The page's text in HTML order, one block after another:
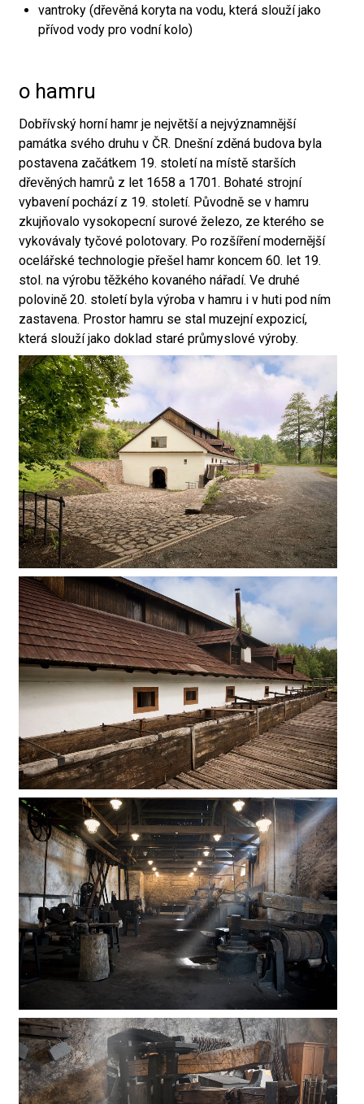
vantroky (dřevěná koryta na vodu, která slouží jako
přívod vody pro vodní kolo)
o hamru
Dobřívský horní hamr je největší a nejvýznamnější
památka svého druhu v ČR. Dnešní zděná budova byla
postavena začátkem 19. století na místě starších
dřevěných hamrů z let 1658 a 1701. Bohaté strojní
vybavení pochází z 19. století. Původně se v hamru
zkujňovalo vysokopecní surové železo, ze kterého se
vykovávaly tyčové polotovary. Po rozšíření modernější
ocelářské technologie přešel hamr koncem 60. let 19.
stol. na výrobu těžkého kovaného nářadí. Ve druhé
polovině 20. století byla výroba v hamru i v huti pod ním
zastavena. Prostor hamru se stal muzejní expozicí,
která slouží jako doklad staré průmyslové výroby.